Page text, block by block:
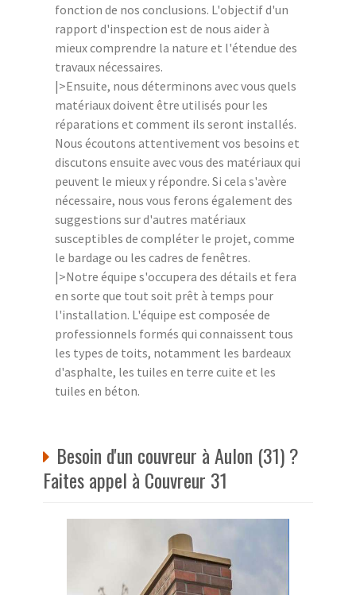
fonction de nos conclusions. L'objectif d'un
rapport d'inspection est de nous aider à
mieux comprendre la nature et l'étendue des
travaux nécessaires.
|>Ensuite, nous déterminons avec vous quels
matériaux doivent être utilisés pour les
réparations et comment ils seront installés.
Nous écoutons attentivement vos besoins et
discutons ensuite avec vous des matériaux qui
peuvent le mieux y répondre. Si cela s'avère
nécessaire, nous vous ferons également des
suggestions sur d'autres matériaux
susceptibles de compléter le projet, comme
le bardage ou les cadres de fenêtres.
|>Notre équipe s'occupera des détails et fera
en sorte que tout soit prêt à temps pour
l'installation. L'équipe est composée de
professionnels formés qui connaissent tous
les types de toits, notamment les bardeaux
d'asphalte, les tuiles en terre cuite et les
tuiles en béton.
Besoin d'un couvreur à Aulon (31) ?
Faites appel à Couvreur 31